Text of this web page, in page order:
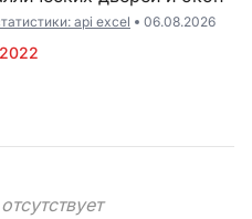
api excel 06.08.2026